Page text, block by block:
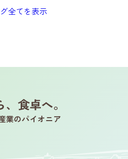
全てを表示
食卓へ。
業のパイオニア